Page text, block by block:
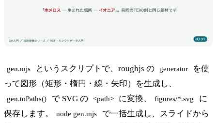
gen.mjs というスクリプトで、roughjs の generator
を使
って図形（矩形・楕円・線・矢印）を生成し、
gen.toPaths() で SVG の <path> に変換、 figures/*.svg
に
保存します。
node gen.mjs
で一括生成し、スライドから